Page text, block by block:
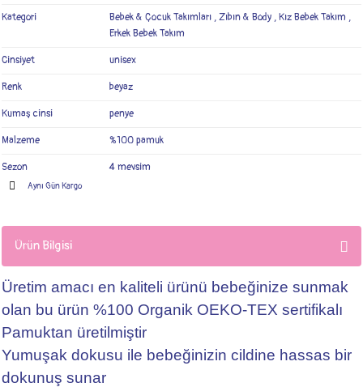
Kategori Bebek & Çocuk Takımları ,Zıbın & Body ,Kız Bebek Takım ,
Erkek Bebek Takım
Cinsiyet unisex
Renk beyaz
Kumaş cinsi penye
Malzeme %100 pamuk
Sezon 4 mevsim
Aynı Gün Kargo
Ürün Bilgisi
Üretim amacı en kaliteli ürünü bebeğinize sunmak
olan bu ürün %100 Organik OEKO-TEX sertifikalı
Pamuktan üretilmiştir
Yumuşak dokusu ile bebeğinizin cildine hassas bir
dokunuş sunar